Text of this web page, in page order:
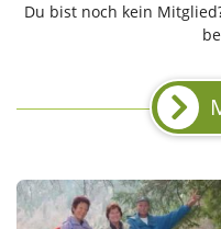
Du bist noch kein